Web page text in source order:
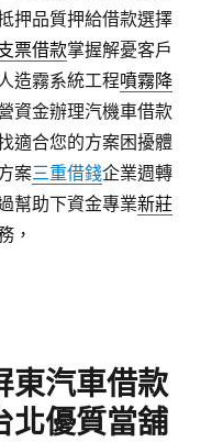
押品質押給借款選擇
票借款掌握解憂客戶
造霧系統工程噴霧降
資金辦理汽機車借款
適合您的方案困擾體
案三重借錢企業週轉
幫助下資金專業新莊
，
東汽車借款
北優質當舖